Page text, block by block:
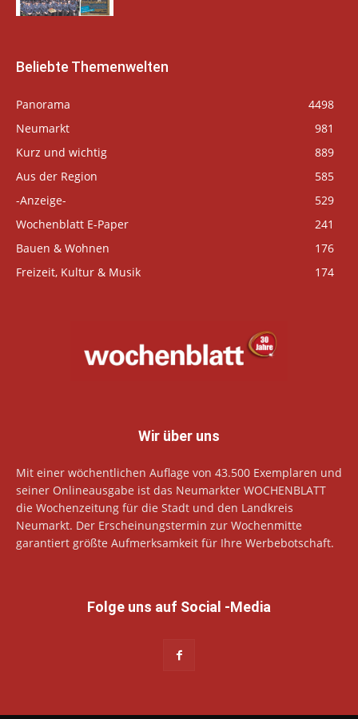
Beliebte Themenwelten
Panorama
4498
Neumarkt
981
Kurz und wichtig
889
Aus der Region
585
-Anzeige-
529
Wochenblatt E-Paper
241
Bauen & Wohnen
176
Freizeit, Kultur & Musik
174
Wir über uns
Mit einer wöchentlichen Auflage von 43.500 Exemplaren und
seiner Onlineausgabe ist das Neumarkter WOCHENBLATT
die Wochenzeitung für die Stadt und den Landkreis
Neumarkt. Der Erscheinungstermin zur Wochenmitte
garantiert größte Aufmerksamkeit für Ihre Werbebotschaft.
Folge uns auf Social -Media